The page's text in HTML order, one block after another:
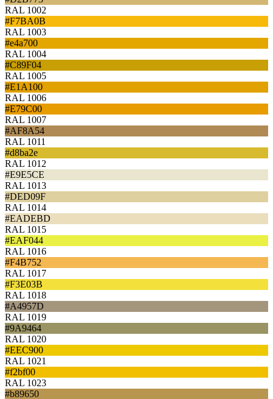
RAL 1002
#F7BA0B
RAL 1003
#e4a700
RAL 1004
#C89F04
RAL 1005
#E1A100
RAL 1006
#E79C00
RAL 1007
#AF8A54
RAL 1011
#d8ba2e
RAL 1012
#E9E5CE
RAL 1013
#DED09F
RAL 1014
#EADEBD
RAL 1015
#EAF044
RAL 1016
#F4B752
RAL 1017
#F3E03B
RAL 1018
#A4957D
RAL 1019
#9A9464
RAL 1020
#EEC900
RAL 1021
#f2bf00
RAL 1023
#b89650